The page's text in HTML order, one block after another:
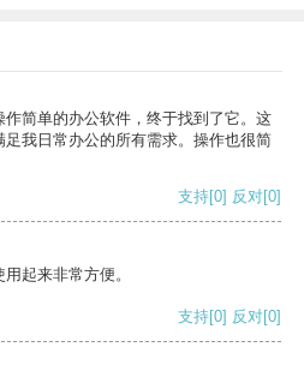
简单的办公软件，终于找到了它。这
我日常办公的所有需求。操作也很简
支持[0] 反对[0]
起来非常方便。
支持[0] 反对[0]